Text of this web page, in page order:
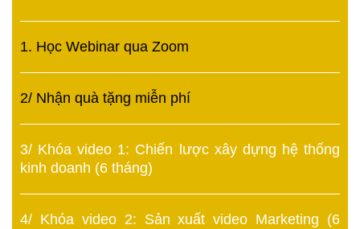
1. Học Webinar qua Zoom
2/ Nhận quà tặng miễn phí
3/ Khóa video 1: Chiến lược xây dựng hệ thống
kinh doanh (6 tháng)
4/ Khóa video 2: Sản xuất video Marketing (6